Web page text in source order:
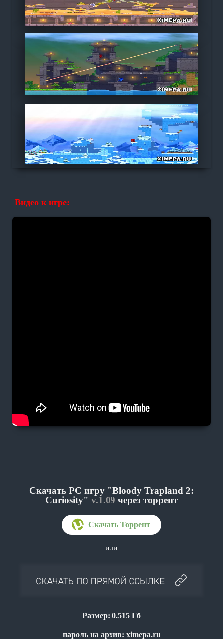
Видео к игре:
Скачать PC игру "Bloody Trapland 2:
Curiosity" v.1.09 через торрент
или
Размер: 0.515 Гб
пароль на архив: ximepa.ru